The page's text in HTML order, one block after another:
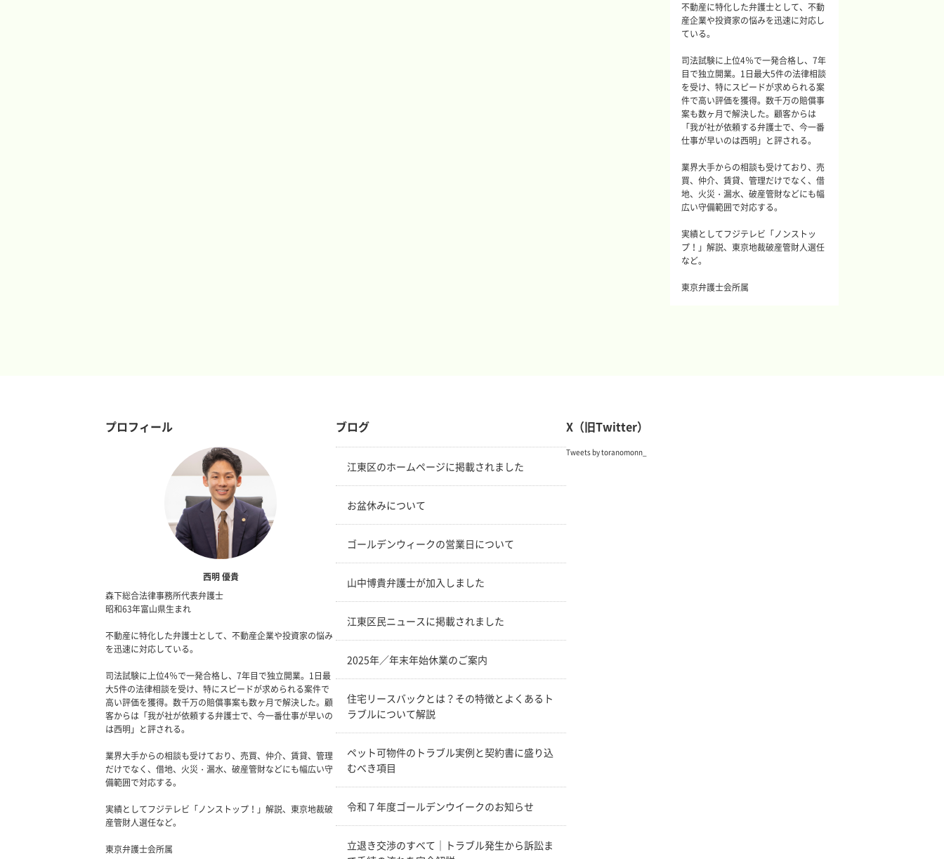
不動産に特化した弁護士として、不動
産企業や投資家の悩みを迅速に対応し
ている。
司法試験に上位4％で一発合格し、7年
目で独立開業。1日最大5件の法律相談
を受け、特にスピードが求められる案
件で高い評価を獲得。数千万の賠償事
案も数ヶ月で解決した。顧客からは
「我が社が依頼する弁護士で、今一番
仕事が早いのは西明」と評される。
業界大手からの相談も受けており、売
買、仲介、賃貸、管理だけでなく、借
地、火災・漏水、破産管財などにも幅
広い守備範囲で対応する。
実績としてフジテレビ「ノンストッ
プ！」解説、東京地裁破産管財人選任
など。
東京弁護士会所属
プロフィール
西明 優貴
森下総合法律事務所代表弁護士
昭和63年富山県生まれ
不動産に特化した弁護士として、不動産企業や投資家の悩み
を迅速に対応している。
司法試験に上位4％で一発合格し、7年目で独立開業。1日最
大5件の法律相談を受け、特にスピードが求められる案件で
高い評価を獲得。数千万の賠償事案も数ヶ月で解決した。顧
客からは「我が社が依頼する弁護士で、今一番仕事が早いの
は西明」と評される。
業界大手からの相談も受けており、売買、仲介、賃貸、管理
だけでなく、借地、火災・漏水、破産管財などにも幅広い守
備範囲で対応する。
実績としてフジテレビ「ノンストップ！」解説、東京地裁破
産管財人選任など。
東京弁護士会所属
ブログ
江東区のホームページに掲載されました
お盆休みについて
ゴールデンウィークの営業日について
山中博貴弁護士が加入しました
江東区民ニュースに掲載されました
2025年／年末年始休業のご案内
住宅リースバックとは？その特徴とよくあるト
ラブルについて解説
ペット可物件のトラブル実例と契約書に盛り込
むべき項目
令和７年度ゴールデンウイークのお知らせ
立退き交渉のすべて｜トラブル発生から訴訟ま
X（旧Twitter）
Tweets by toranomonn_